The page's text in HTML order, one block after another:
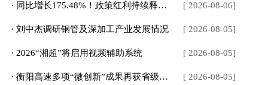
· 同比增长175.48%！政策红利持续释放，衡阳对非贸易蓬勃向好
[ 2026-08-06]
· 刘中杰调研钢管及深加工产业发展情况 [ 2026-08-05]
· 2026“湘超”将启用视频辅助系统 [ 2026-08-05]
· 衡阳高速多项“微创新”成果再获省级殊荣 [ 2026-08-05]